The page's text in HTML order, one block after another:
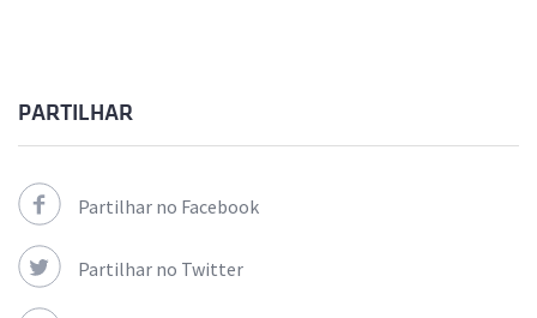
PARTILHAR
Partilhar no Facebook
Partilhar no Twitter